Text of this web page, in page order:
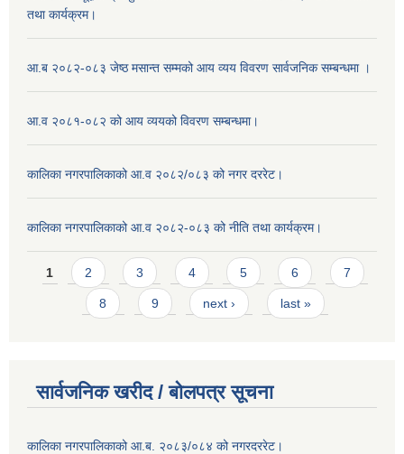
तथा कार्यक्रम।
आ.ब २०८२-०८३ जेष्ठ मसान्त सम्मको आय व्यय विवरण सार्वजनिक सम्बन्धमा ।
आ.व २०८१-०८२ को आय व्ययको विवरण सम्बन्धमा।
कालिका नगरपालिकाको आ.व २०८२/०८३ को नगर दररेट।
कालिका नगरपालिकाको आ.व २०८२-०८३ को नीति तथा कार्यक्रम।
Pages
1 2 3 4 5 6 7
8 9 next › last »
सार्वजनिक खरीद / बाेलपत्र सूचना
कालिका नगरपालिकाको आ.ब. २०८३/०८४ को नगरदररेट।